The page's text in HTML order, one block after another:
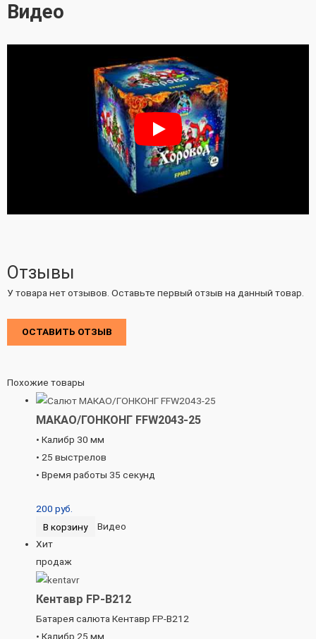
Видео
Отзывы
У товара нет отзывов. Оставьте первый отзыв на данный товар.
ОСТАВИТЬ ОТЗЫВ
Похожие товары
МАКАО/ГОНКОНГ FFW2043-25
• Калибр 30 мм
• 25 выстрелов
• Время работы 35 секунд
200руб.
В корзину
Видео
Хит
продаж
Кентавр FP-B212
Батарея салюта Кентавр FP-B212
• Калибр 25 мм